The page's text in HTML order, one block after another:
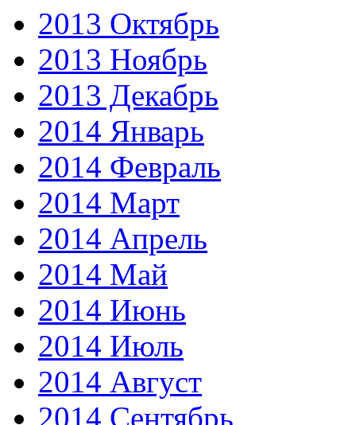
2013 Октябрь
2013 Ноябрь
2013 Декабрь
2014 Январь
2014 Февраль
2014 Март
2014 Апрель
2014 Май
2014 Июнь
2014 Июль
2014 Август
2014 Сентябрь